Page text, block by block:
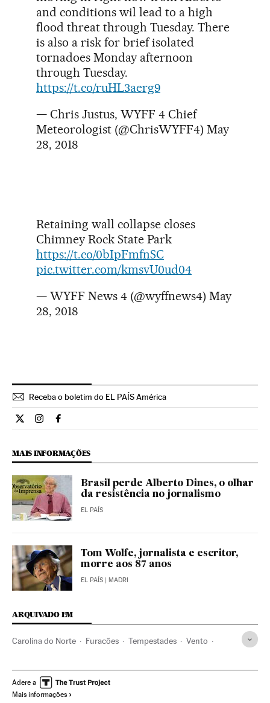
and conditions wil lead to a high
flood threat through Tuesday. There
is also a risk for brief isolated
tornadoes Monday afternoon
through Tuesday.
https://t.co/ruHL3aerg9
— Chris Justus, WYFF 4 Chief
Meteorologist (@ChrisWYFF4) May
28, 2018
Retaining wall collapse closes
Chimney Rock State Park
https://t.co/0bIpFmfnSC
pic.twitter.com/kmsvU0ud04
— WYFF News 4 (@wyffnews4) May
28, 2018
Receba o boletim do EL PAÍS América
Internacional El País Brasil en Twitter
Internacional El País Brasil en Instagram
Internacional El País Brasil en Facebook
MAIS INFORMAÇÕES
Brasil perde Alberto Dines, o olhar
da resistência no jornalismo
EL PAÍS
Tom Wolfe, jornalista e escritor,
morre aos 87 anos
EL PAÍS | MADRI
ARQUIVADO EM
Carolina do Norte Furacões Tempestades Vento
Desastres Meteorologia
Adere a
Mais informações